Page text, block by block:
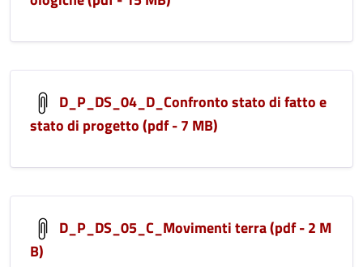
D_P_DS_04_D_Confronto stato di fatto e
stato di progetto (pdf - 7 MB)
D_P_DS_05_C_Movimenti terra (pdf - 2 M
B)